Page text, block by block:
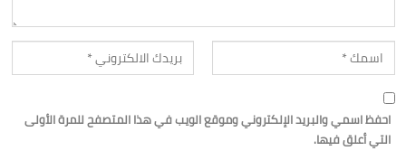
احفظ اسمي والبريد الإلكتروني وموقع الويب في هذا المتصفح للمرة الأولى
التي أعلق فيها.